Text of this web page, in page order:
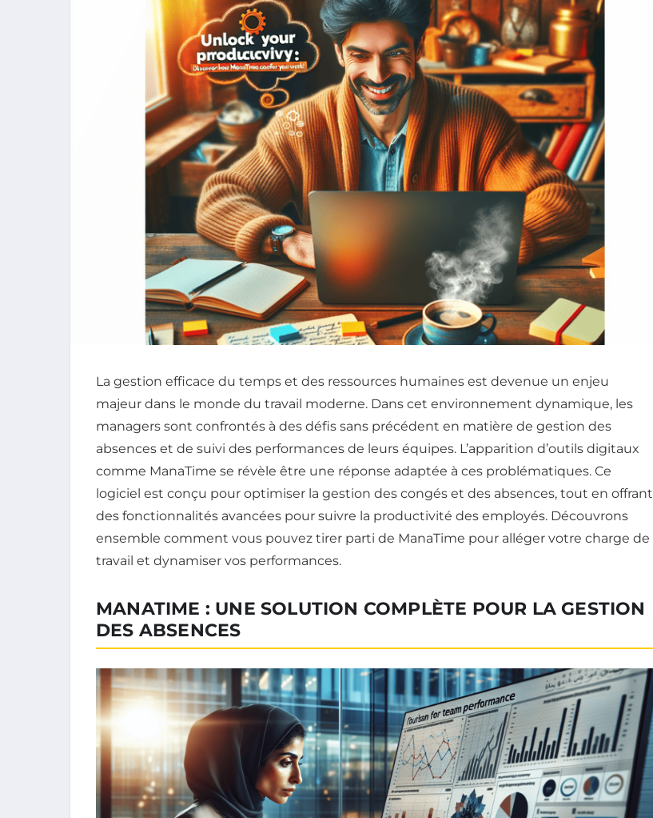
La gestion efficace du temps et des ressources humaines est devenue un enjeu
majeur dans le monde du travail moderne. Dans cet environnement dynamique, les
managers sont confrontés à des défis sans précédent en matière de gestion des
absences et de suivi des performances de leurs équipes. L’apparition d’outils digitaux
comme ManaTime se révèle être une réponse adaptée à ces problématiques. Ce
logiciel est conçu pour optimiser la gestion des congés et des absences, tout en offrant
des fonctionnalités avancées pour suivre la productivité des employés. Découvrons
ensemble comment vous pouvez tirer parti de ManaTime pour alléger votre charge de
travail et dynamiser vos performances.
MANATIME : UNE SOLUTION COMPLÈTE POUR LA GESTION
DES ABSENCES